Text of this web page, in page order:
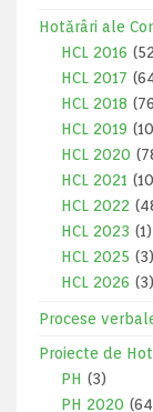
Hotărâri ale
HCL 2016
HCL 2017
HCL 2018
HCL 2019
HCL 2020
HCL 2021
HCL 2022
HCL 2023 (1)
HCL 2025 (3)
HCL 2026 (3)
Procese
Proiecte de
PH (3)
PH 2020